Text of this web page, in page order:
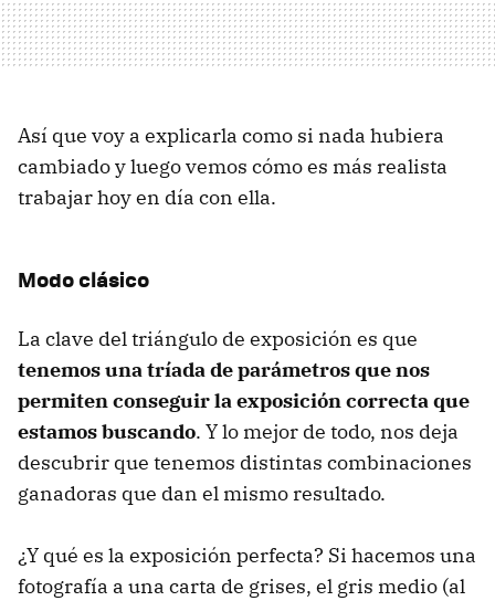
Así que voy a explicarla como si nada hubiera
cambiado y luego vemos cómo es más realista
trabajar hoy en día con ella.
Modo clásico
La clave del triángulo de exposición es que
tenemos una tríada de parámetros que nos
permiten conseguir la exposición correcta que
estamos buscando. Y lo mejor de todo, nos deja
descubrir que tenemos distintas combinaciones
ganadoras que dan el mismo resultado.
¿Y qué es la exposición perfecta? Si hacemos una
fotografía a una carta de grises, el gris medio (al